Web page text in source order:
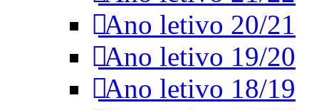
Ano letivo 20/21
Ano letivo 19/20
Ano letivo 18/19